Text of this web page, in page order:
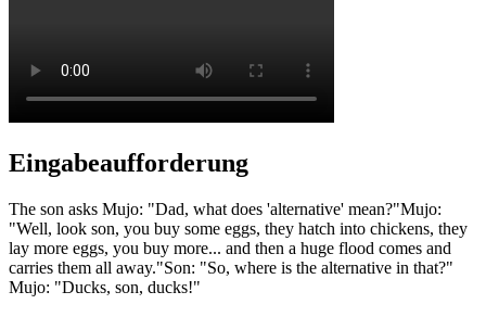
Eingabeaufforderung
The son asks Mujo: "Dad, what does 'alternative' mean?" ​Mujo:
"Well, look son, you buy some eggs, they hatch into chickens, they
lay more eggs, you buy more... and then a huge flood comes and
carries them all away." ​Son: "So, where is the alternative in that?" ​
Mujo: "Ducks, son, ducks!"